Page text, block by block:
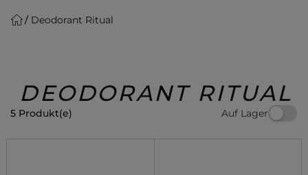
Geschenke PFLEGE
Beauty
Deodorant Ritual
DEODORANT RITUAL
5 Produkt(e) Auf Lager